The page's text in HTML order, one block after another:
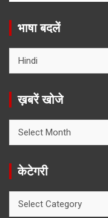
भाषा बदलें
ख़बरें खोजे
खोजे
केटेगरी